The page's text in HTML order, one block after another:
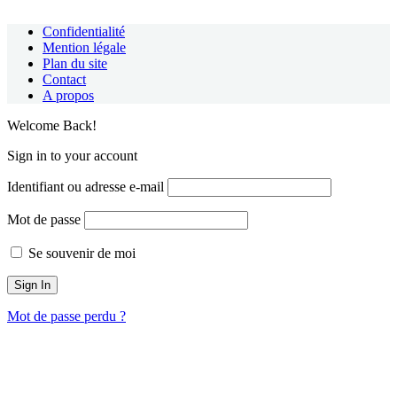
Confidentialité
Mention légale
Plan du site
Contact
A propos
Welcome Back!
Sign in to your account
Identifiant ou adresse e-mail
Mot de passe
Se souvenir de moi
Mot de passe perdu ?